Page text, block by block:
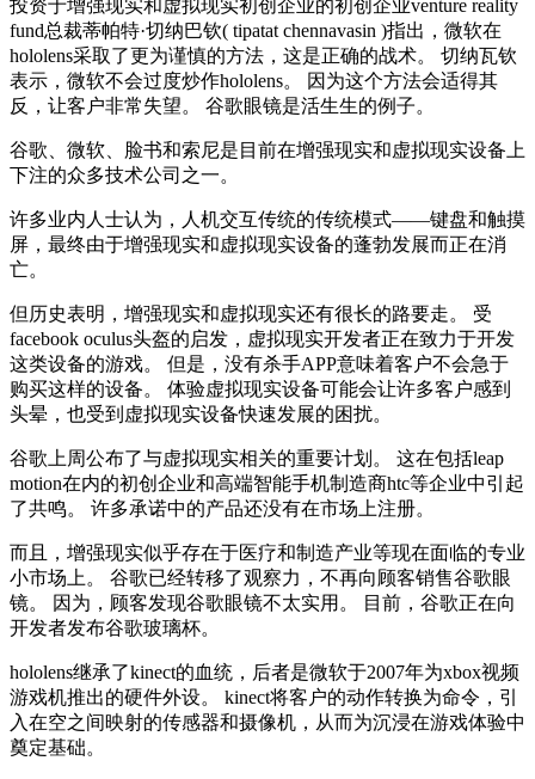
投资于增强现实和虚拟现实初创企业的初创企业venture reality
fund总裁蒂帕特·切纳巴钦( tipatat chennavasin )指出，微软在
hololens采取了更为谨慎的方法，这是正确的战术。 切纳瓦钦
表示，微软不会过度炒作hololens。 因为这个方法会适得其
反，让客户非常失望。 谷歌眼镜是活生生的例子。
谷歌、微软、脸书和索尼是目前在增强现实和虚拟现实设备上
下注的众多技术公司之一。
许多业内人士认为，人机交互传统的传统模式——键盘和触摸
屏，最终由于增强现实和虚拟现实设备的蓬勃发展而正在消
亡。
但历史表明，增强现实和虚拟现实还有很长的路要走。 受
facebook oculus头盔的启发，虚拟现实开发者正在致力于开发
这类设备的游戏。 但是，没有杀手APP意味着客户不会急于
购买这样的设备。 体验虚拟现实设备可能会让许多客户感到
头晕，也受到虚拟现实设备快速发展的困扰。
谷歌上周公布了与虚拟现实相关的重要计划。 这在包括leap
motion在内的初创企业和高端智能手机制造商htc等企业中引起
了共鸣。 许多承诺中的产品还没有在市场上注册。
而且，增强现实似乎存在于医疗和制造产业等现在面临的专业
小市场上。 谷歌已经转移了观察力，不再向顾客销售谷歌眼
镜。 因为，顾客发现谷歌眼镜不太实用。 目前，谷歌正在向
开发者发布谷歌玻璃杯。
hololens继承了kinect的血统，后者是微软于2007年为xbox视频
游戏机推出的硬件外设。 kinect将客户的动作转换为命令，引
入在空之间映射的传感器和摄像机，从而为沉浸在游戏体验中
奠定基础。